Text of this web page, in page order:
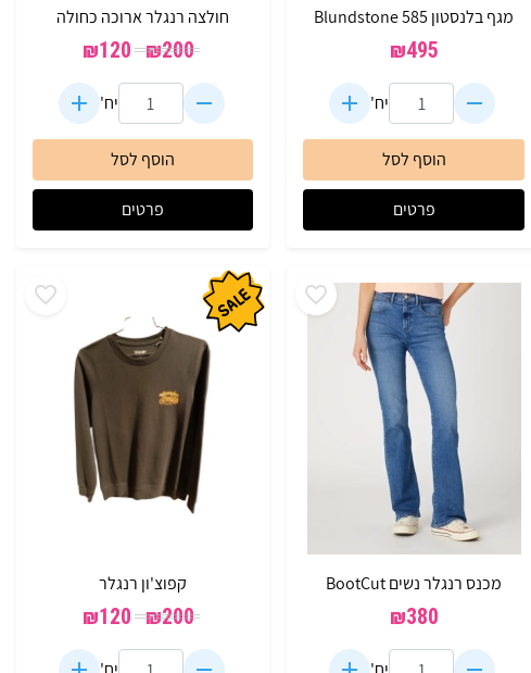
מגף בלנסטון 585 Blundstone
₪495
יח'
הוסף לסל
פרטים
חולצה רנגלר ארוכה כחולה
₪200
₪120
יח'
הוסף לסל
פרטים
מכנס רנגלר נשים BootCut
₪380
קפוצ'ון רנגלר
₪200
₪120